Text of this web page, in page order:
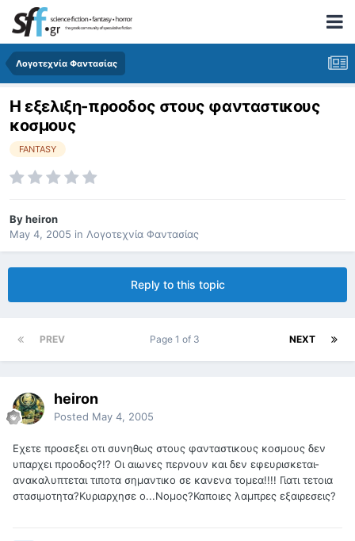
Λογοτεχνία Φαντασίας
Η εξελιξη-προοδος στους φανταστικους
κοσμους
FANTASY
Byheiron
May 4, 2005 in Λογοτεχνία Φαντασίας
Reply to this topic
PREV NEXT
Page 1 of 3
heiron
Posted May 4, 2005
Εχετε προσεξει οτι συνηθως στους φανταστικους κοσμους δεν
υπαρχει προοδος?!? Οι αιωνες περνουν και δεν εφευρισκεται-
ανακαλυπτεται τιποτα σημαντικο σε κανενα τομεα!!!! Γιατι τετοια
στασιμοτητα?Κυριαρχησε ο...Νομος?Καποιες λαμπρες εξαιρεσεις?